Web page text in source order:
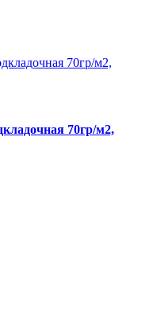
70гр/м2,